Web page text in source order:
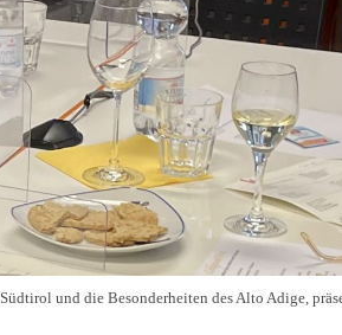
Südtirol und die Besonderheiten des Alto Adige,